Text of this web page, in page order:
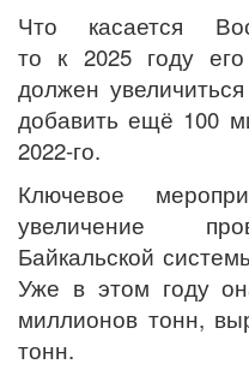
Что касается
то к 2025 году его
должен
добавить ещё 100
2022-го.
Ключевое
увеличение
Байкальской
Уже в этом году
миллионов тонн,
тонн.